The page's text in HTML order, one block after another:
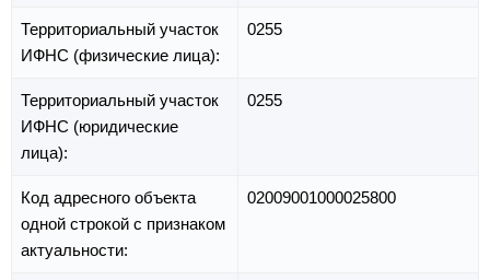
Территориальный участок
ИФНС (физические лица):
0255
Территориальный участок
ИФНС (юридические
лица):
0255
Код адресного объекта
одной строкой с признаком
актуальности:
02009001000025800